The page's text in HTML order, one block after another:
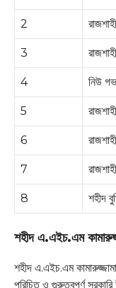
2
3
4 নিউ
5
6
7
8 শহীদ
শহীদ এ.এইচ.এম
শহীদ এ.এইচ.এম
পরিচিত ও গুরুত্বপূর্ণ